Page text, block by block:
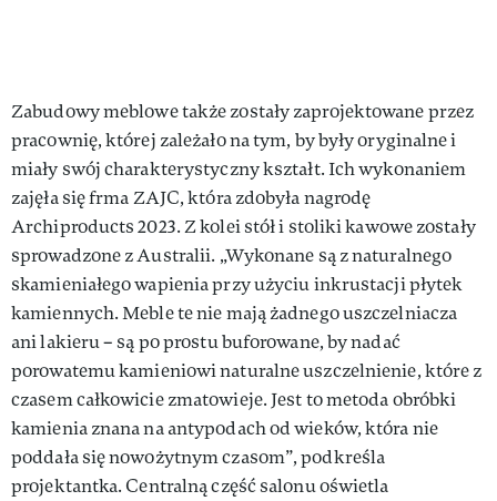
Zabudowy meblowe także zostały zaprojektowane przez
pracownię, której zależało na tym, by były oryginalne i
miały swój charakterystyczny kształt. Ich wykonaniem
zajęła się frma ZAJC, która zdobyła nagrodę
Archiproducts 2023. Z kolei stół i stoliki kawowe zostały
sprowadzone z Australii. „Wykonane są z naturalnego
skamieniałego wapienia przy użyciu inkrustacji płytek
kamiennych. Meble te nie mają żadnego uszczelniacza
ani lakieru – są po prostu buforowane, by nadać
porowatemu kamieniowi naturalne uszczelnienie, które z
czasem całkowicie zmatowieje. Jest to metoda obróbki
kamienia znana na antypodach od wieków, która nie
poddała się nowożytnym czasom”, podkreśla
projektantka. Centralną część salonu oświetla